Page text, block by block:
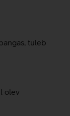
tuleb
olev